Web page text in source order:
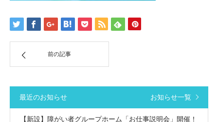
前の記事
最近のお知らせ お知らせ一覧
【新設】障がい者グループホーム「お仕事説明会」開催！